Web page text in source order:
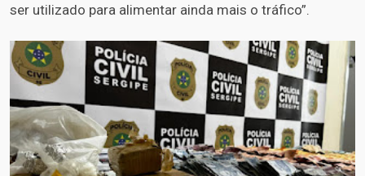
ser utilizado para alimentar ainda mais o tráfico”.